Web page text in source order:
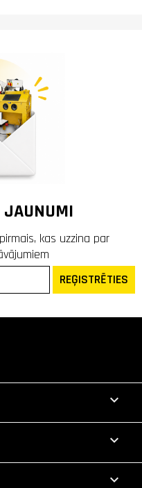
JAUNUMI
kas uzzina par
REĢISTRĒTIES


